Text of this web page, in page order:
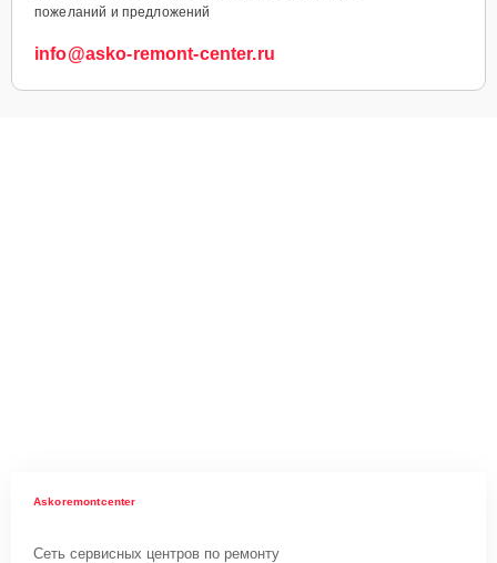
пожеланий и предложений
info@asko-remont-center.ru
Askoremontcenter
Сеть сервисных центров по ремонту